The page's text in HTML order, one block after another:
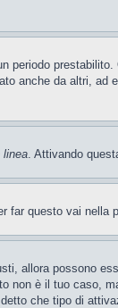
periodo
anche da altri,
linea. Attivando
far questo vai nella
allora possono
è il tuo caso,
che tipo di